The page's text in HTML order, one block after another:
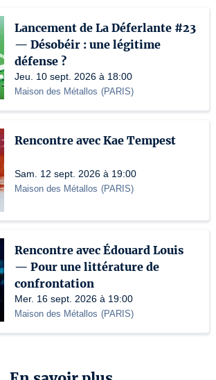
Lancement de La Déferlante #23
— Désobéir : une légitime
défense ?
Jeu. 10 sept. 2026 à 18:00
Maison des Métallos (PARIS)
Rencontre avec Kae Tempest
Sam. 12 sept. 2026 à 19:00
Maison des Métallos (PARIS)
Rencontre avec Édouard Louis
— Pour une littérature de
confrontation
Mer. 16 sept. 2026 à 19:00
Maison des Métallos (PARIS)